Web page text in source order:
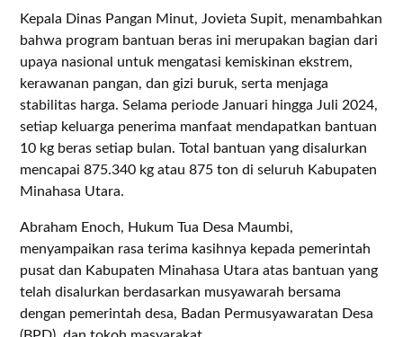
Kepala Dinas Pangan Minut, Jovieta Supit, menambahkan
bahwa program bantuan beras ini merupakan bagian dari
upaya nasional untuk mengatasi kemiskinan ekstrem,
kerawanan pangan, dan gizi buruk, serta menjaga
stabilitas harga. Selama periode Januari hingga Juli 2024,
setiap keluarga penerima manfaat mendapatkan bantuan
10 kg beras setiap bulan. Total bantuan yang disalurkan
mencapai 875.340 kg atau 875 ton di seluruh Kabupaten
Minahasa Utara.
Abraham Enoch, Hukum Tua Desa Maumbi,
menyampaikan rasa terima kasihnya kepada pemerintah
pusat dan Kabupaten Minahasa Utara atas bantuan yang
telah disalurkan berdasarkan musyawarah bersama
dengan pemerintah desa, Badan Permusyawaratan Desa